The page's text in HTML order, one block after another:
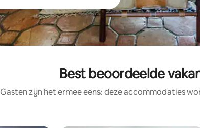
Best beoordeelde
Gasten zijn het ermee eens: deze accommodaties